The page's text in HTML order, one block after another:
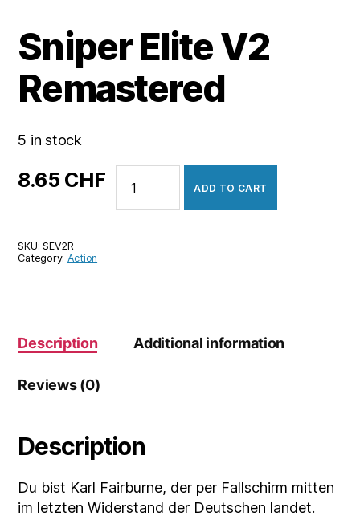
Sniper Elite V2
Remastered
5 in stock
8.65 CHF
Elite
V2
ADD TO CART
SKU:SEV2R
Category: Action
Description Additional information
Reviews (0)
Description
Du bist Karl Fairburne, der per Fallschirm mitten
im letzten Widerstand der Deutschen landet.